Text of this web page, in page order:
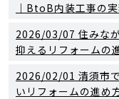
｜BtoB内装工事の
2026/03/07 住みな
抑えるリフォームの
2026/02/01 清須市
いリフォームの進め